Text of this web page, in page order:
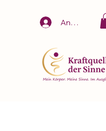
Anmelden